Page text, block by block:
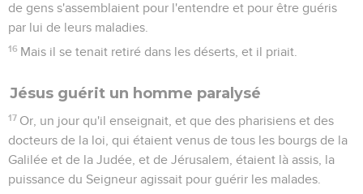
de gens s'assemblaient pour l'entendre et pour être guéris
par lui de leurs maladies.
16 Mais il se tenait retiré dans les déserts, et il priait.
Jésus guérit un homme paralysé
17 Or, un jour qu'il enseignait, et que des pharisiens et des
docteurs de la loi, qui étaient venus de tous les bourgs de la
Galilée et de la Judée, et de Jérusalem, étaient là assis, la
puissance du Seigneur agissait pour guérir les malades.